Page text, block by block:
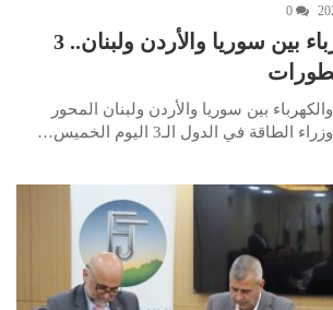
0
نقل الغاز والكهرباء بين سوريا والأردن ولبنان.. 3
بين سوريا والأردن ولبنان المحور
في الدول الـ3 اليوم الخميس…